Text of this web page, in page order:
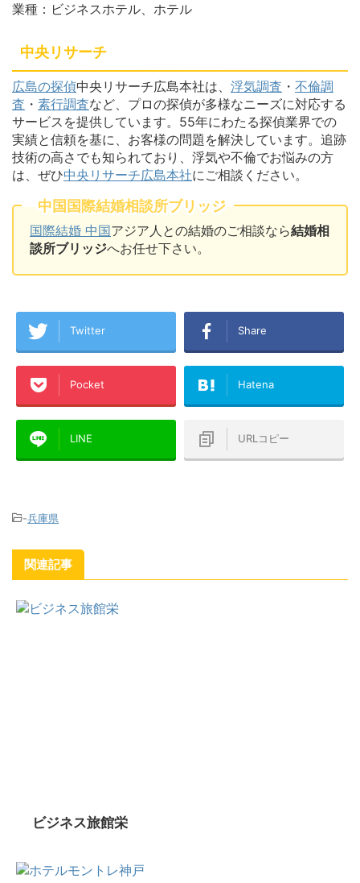
業種：ビジネスホテル、ホテル
中央リサーチ
広島の探偵中央リサーチ広島本社は、 浮気調査 ・ 不倫調
査 ・ 素行調査など、プロの探偵が多様なニーズに対応する
サービスを提供しています。55年にわたる探偵業界での
実績と信頼を基に、お客様の問題を解決しています。追跡
技術の高さでも知られており、浮気や不倫でお悩みの方
は、ぜひ中央リサーチ広島本社にご相談ください。
中国国際結婚相談所ブリッジ
国際結婚 中国アジア人との結婚のご相談なら結婚相
談所ブリッジへお任せ下さい。
Twitter Share
Pocket Hatena
LINE URLコピー
-兵庫県
関連記事
ビジネス旅館栄